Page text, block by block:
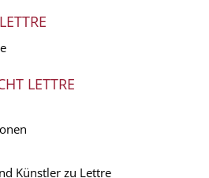
LETTRE
Künstler zu Lettre